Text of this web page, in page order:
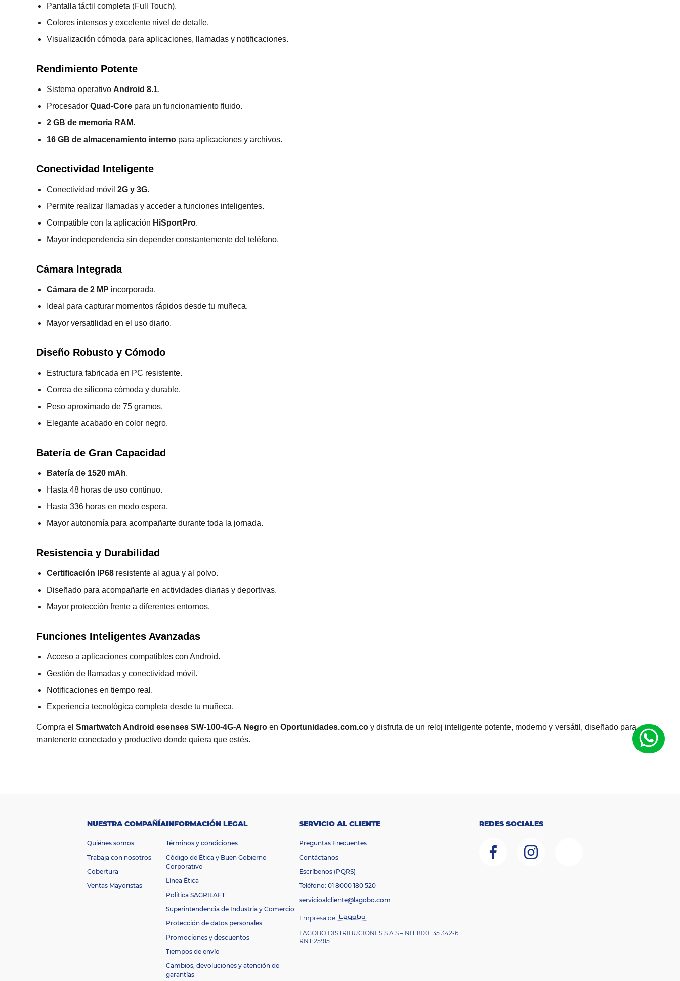
Pantalla táctil completa (Full Touch).
Colores intensos y excelente nivel de detalle.
Visualización cómoda para aplicaciones, llamadas y notificaciones.
Rendimiento Potente
Sistema operativo Android 8.1.
Procesador Quad-Core para un funcionamiento fluido.
2 GB de memoria RAM.
16 GB de almacenamiento interno para aplicaciones y archivos.
Conectividad Inteligente
Conectividad móvil 2G y 3G.
Permite realizar llamadas y acceder a funciones inteligentes.
Compatible con la aplicación HiSportPro.
Mayor independencia sin depender constantemente del teléfono.
Cámara Integrada
Cámara de 2 MP incorporada.
Ideal para capturar momentos rápidos desde tu muñeca.
Mayor versatilidad en el uso diario.
Diseño Robusto y Cómodo
Estructura fabricada en PC resistente.
Correa de silicona cómoda y durable.
Peso aproximado de 75 gramos.
Elegante acabado en color negro.
Batería de Gran Capacidad
Batería de 1520 mAh.
Hasta 48 horas de uso continuo.
Hasta 336 horas en modo espera.
Mayor autonomía para acompañarte durante toda la jornada.
Resistencia y Durabilidad
Certificación IP68 resistente al agua y al polvo.
Diseñado para acompañarte en actividades diarias y deportivas.
Mayor protección frente a diferentes entornos.
Funciones Inteligentes Avanzadas
Acceso a aplicaciones compatibles con Android.
Gestión de llamadas y conectividad móvil.
Notificaciones en tiempo real.
Experiencia tecnológica completa desde tu muñeca.
Compra el Smartwatch Android esenses SW-100-4G-A Negro en Oportunidades.com.co y disfruta de un reloj inteligente potente, moderno y versátil, diseñado para
mantenerte conectado y productivo donde quiera que estés.
$500.000 -
$1.000.000
NUESTRA COMPAÑÍA
Quiénes somos
Trabaja con nosotros
Cobertura
Ventas Mayoristas
INFORMACIÓN LEGAL
Términos y condiciones
Código de Ética y Buen Gobierno
Corporativo
Línea Ética
Política SAGRILAFT
Superintendencia de Industria y Comercio
Protección de datos personales
Promociones y descuentos
Tiempos de envío
Cambios, devoluciones y atención de
garantías
SERVICIO AL CLIENTE
Preguntas Frecuentes
Contáctanos
Escríbenos (PQRS)
Teléfono: 01 8000 180 520
servicioalcliente@lagobo.com
Empresa de
LAGOBO DISTRIBUCIONES S.A.S – NIT 800.135.342-6
RNT:259151
REDES SOCIALES